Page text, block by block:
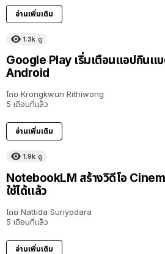
อ่านเพิ่มเติม
1.3k ดู
Google Play เริ่มเตือนแอปกินแ
Android
โดย Krongkwun Rithiwong
5 เดือนที่แล้ว
อ่านเพิ่มเติม
1.9k ดู
NotebookLM สร้างวิดีโอ
ใช้ได้แล้ว
โดย Nattida Suriyodara
5 เดือนที่แล้ว
อ่านเพิ่มเติม